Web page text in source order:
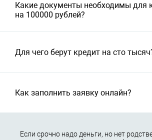
Какие документы необходимы для
на 100000 рублей?
Для чего берут кредит на сто
Как заполнить заявку онлайн?
Если срочно надо деньги, но нет